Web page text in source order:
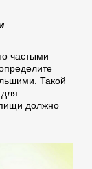
частыми
Такой
должно